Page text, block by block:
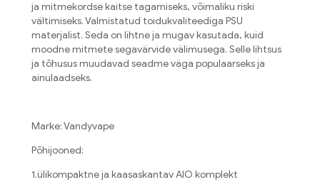
ja mitmekordse kaitse tagamiseks, võimaliku riski
vältimiseks. Valmistatud toidukvaliteediga PSU
materjalist. Seda on lihtne ja mugav kasutada, kuid
moodne mitmete segavärvide välimusega. Selle lihtsus
ja tõhusus muudavad seadme väga populaarseks ja
ainulaadseks.
Marke: Vandyvape
Põhijooned:
1.ülikompaktne ja kaasaskantav AIO komplekt